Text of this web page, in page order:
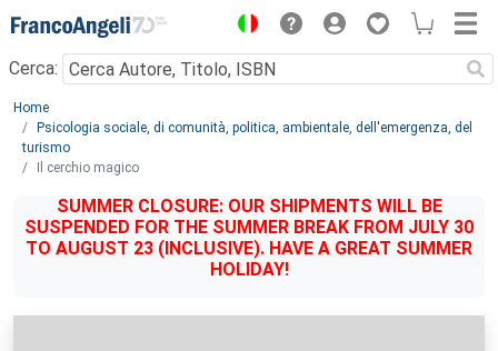
Menu
Cerca:
Main content
Home
Psicologia sociale, di comunità, politica, ambientale, dell'emergenza, del
turismo
Il cerchio magico
SUMMER CLOSURE: OUR SHIPMENTS WILL BE
SUSPENDED FOR THE SUMMER BREAK FROM JULY 30
TO AUGUST 23 (INCLUSIVE). HAVE A GREAT SUMMER
HOLIDAY!